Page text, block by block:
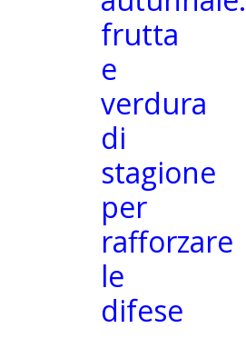
frutta
e
verdura
di
stagione
per
rafforzare
le
difese